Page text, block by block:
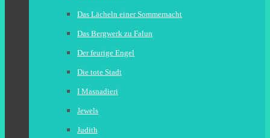
Das Lächeln einer Sommernacht
Das Bergwerk zu Falun
Der feurige Engel
Die tote Stadt
I Masnadieri
Jewels
Judith